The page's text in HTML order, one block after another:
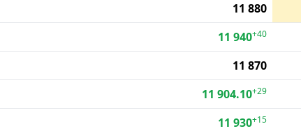
11 880
11 940+40
11 870
11 904.10+29
11 930+15